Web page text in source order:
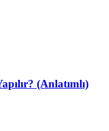
(Anlatımlı)